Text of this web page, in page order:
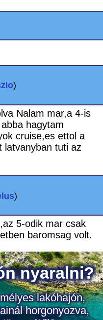
)
Nalam mar,a 4-is
hagytam
cruise,es ettol a
latvanyban tuti az
)
5-odik mar csak
baromsag volt.